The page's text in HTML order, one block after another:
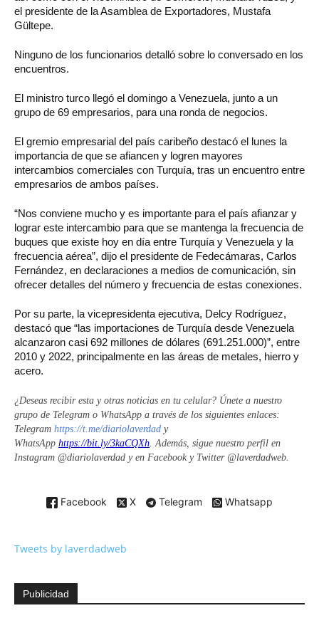
el presidente de la Asamblea de Exportadores, Mustafa
Gültepe.
Ninguno de los funcionarios detalló sobre lo conversado en los
encuentros.
El ministro turco llegó el domingo a Venezuela, junto a un
grupo de 69 empresarios, para una ronda de negocios.
El gremio empresarial del país caribeño destacó el lunes la
importancia de que se afiancen y logren mayores
intercambios comerciales con Turquía, tras un encuentro entre
empresarios de ambos países.
“Nos conviene mucho y es importante para el país afianzar y
lograr este intercambio para que se mantenga la frecuencia de
buques que existe hoy en día entre Turquía y Venezuela y la
frecuencia aérea”, dijo el presidente de Fedecámaras, Carlos
Fernández, en declaraciones a medios de comunicación, sin
ofrecer detalles del número y frecuencia de estas conexiones.
Por su parte, la vicepresidenta ejecutiva, Delcy Rodríguez,
destacó que “las importaciones de Turquía desde Venezuela
alcanzaron casi 692 millones de dólares (691.251.000)”, entre
2010 y 2022, principalmente en las áreas de metales, hierro y
acero.
¿Deseas recibir esta y otras noticias en tu celular? Únete a nuestro
grupo de Telegram o WhatsApp a través de los siguientes enlaces:
Telegram https://t.me/diariolaverdad y
WhatsApp https://bit.ly/3kaCQXh . Además, sigue nuestro perfil en
Instagram @diariolaverdad y en Facebook y Twitter @laverdadweb.
Facebook X Telegram Whatsapp
Tweets by laverdadweb
Publicidad